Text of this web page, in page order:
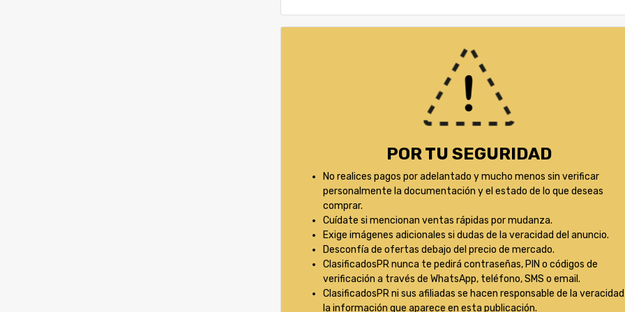
POR TU SEGURIDAD
No realices pagos por adelantado y mucho menos sin verificar
personalmente la documentación y el estado de lo que deseas
comprar.
Cuídate si mencionan ventas rápidas por mudanza.
Exige imágenes adicionales si dudas de la veracidad del anuncio.
Desconfía de ofertas debajo del precio de mercado.
ClasificadosPR nunca te pedirá contraseñas, PIN o códigos de
verificación a través de WhatsApp, teléfono, SMS o email.
ClasificadosPR ni sus afiliadas se hacen responsable de la
la información que aparece en esta publicación.